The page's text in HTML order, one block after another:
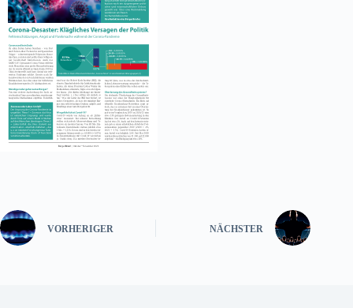
VORHERIGER NÄCHSTER